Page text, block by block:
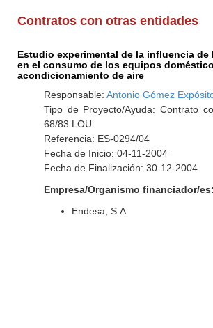
Contratos con otras entidades
Estudio experimental de la influencia de
en el consumo de los equipos
acondicionamiento de aire
Responsable: Antonio Gómez
Tipo de Proyecto/Ayuda: Contrato
68/83 LOU
Referencia: ES-0294/04
Fecha de Inicio: 04-11-2004
Fecha de Finalización: 30-12-2004
Empresa/Organismo financiador/es:
Endesa, S.A.